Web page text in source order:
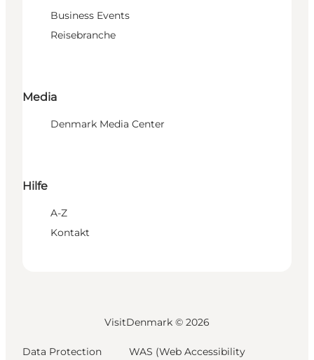
Business Events
Reisebranche
Media
Denmark Media Center
Hilfe
A-Z
Kontakt
VisitDenmark © 2026
Data Protection
WAS (Web Accessibility